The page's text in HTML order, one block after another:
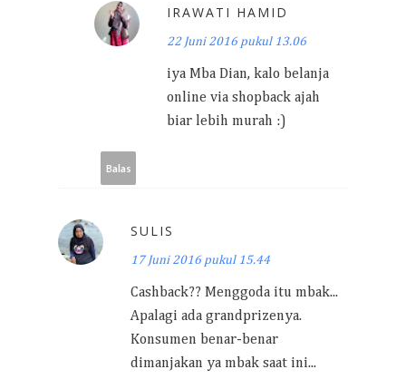
IRAWATI HAMID
22 Juni 2016 pukul 13.06
iya Mba Dian, kalo belanja
online via shopback ajah
biar lebih murah :)
Balas
SULIS
17 Juni 2016 pukul 15.44
Cashback?? Menggoda itu mbak...
Apalagi ada grandprizenya.
Konsumen benar-benar
dimanjakan ya mbak saat ini...